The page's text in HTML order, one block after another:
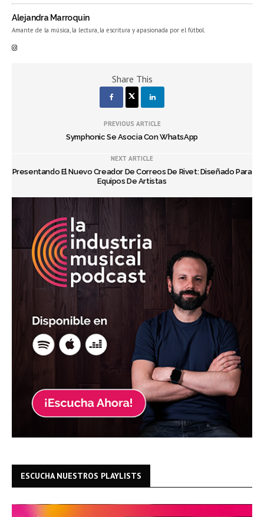
Alejandra Marroquin
Amante de la música, la lectura, la escritura y apasionada por el fútbol.
Share This
PREVIOUS ARTICLE
Symphonic Se Asocia Con WhatsApp
NEXT ARTICLE
Presentando El Nuevo Creador De Correos De Rivet: Diseñado Para
Equipos De Artistas
ESCUCHA NUESTROS PLAYLISTS